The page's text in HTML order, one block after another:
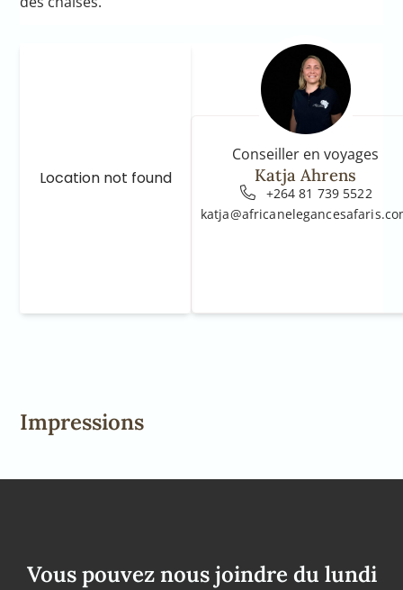
Conseiller en voyages
Katja Ahrens
+264 81 739 5522
Location not found
Impressions
Vous pouvez nous joindre du lundi